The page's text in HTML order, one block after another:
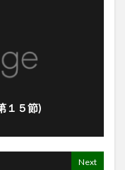
１５節)
Next